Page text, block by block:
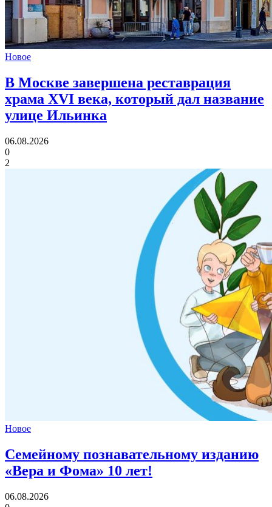
Новое
В Москве завершена реставрация
храма XVI века, который дал название
улице Ильинка
06.08.2026
0
2
Новое
Семейному познавательному изданию
«Вера и Фома» 10 лет!
06.08.2026